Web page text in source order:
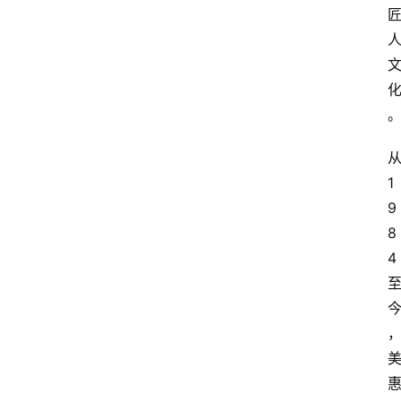
匠
人
文
化
。
从
1
9
8
4
至
今
，
美
惠